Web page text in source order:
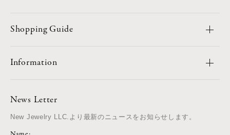
Shopping Guide
Information
News Letter
New Jewelry LLC.より最新のニュースをお知らせします。